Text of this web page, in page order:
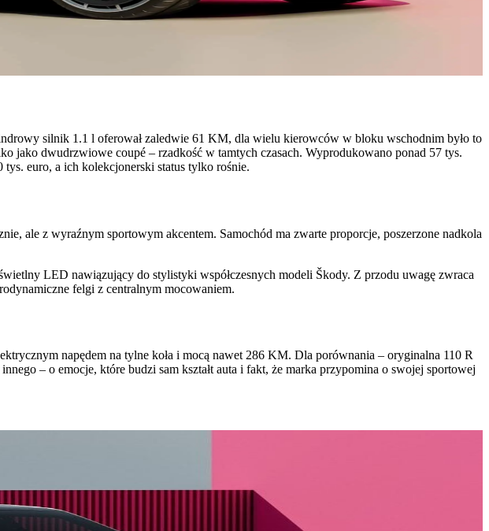
silnik 1.1 l oferował zaledwie 61 KM, dla wielu kierowców w bloku wschodnim było to
jako dwudrzwiowe coupé – rzadkość w tamtych czasach. Wyprodukowano ponad 57 tys.
tys. euro, a ich kolekcjonerski status tylko rośnie.
ale z wyraźnym sportowym akcentem. Samochód ma zwarte proporcje, poszerzone nadkola
LED nawiązujący do stylistyki współczesnych modeli Škody. Z przodu uwagę zwraca
felgi z centralnym mocowaniem.
napędem na tylne koła i mocą nawet 286 KM. Dla porównania – oryginalna 110 R
– o emocje, które budzi sam kształt auta i fakt, że marka przypomina o swojej sportowej